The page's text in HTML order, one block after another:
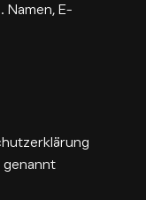
Namen, E-
genannt